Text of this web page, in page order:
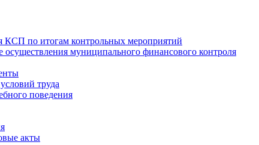
КСП по итогам контрольных мероприятий
муниципального финансового контроля
труда
поведения
акты